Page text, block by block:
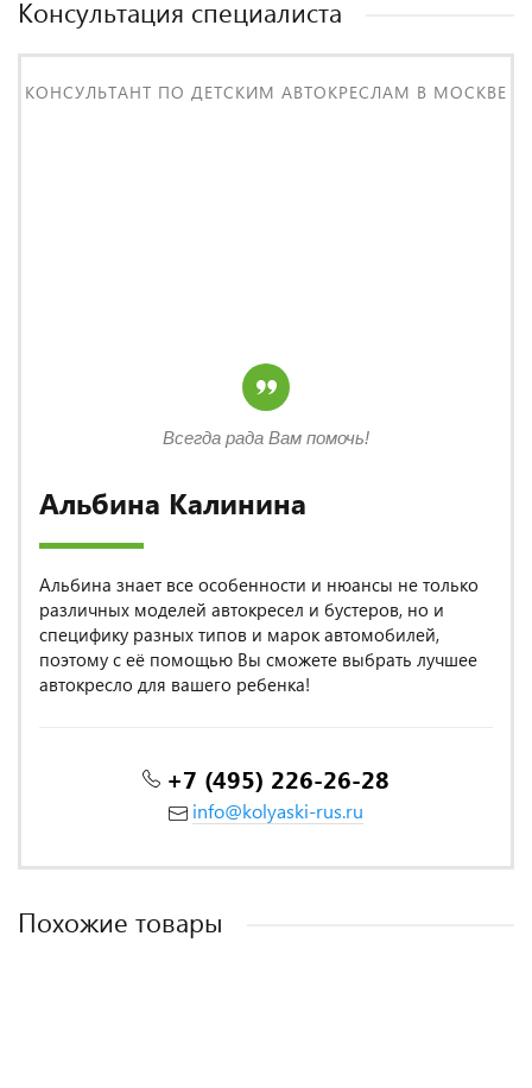
Консультация специалиста
КОНСУЛЬТАНТ ПО ДЕТСКИМ АВТОКРЕСЛАМ В МОСКВЕ
Альбина Калинина
Альбина знает все особенности и нюансы не только
различных моделей автокресел и бустеров, но и
специфику разных типов и марок автомобилей,
поэтому с её помощью Вы сможете выбрать лучшее
автокресло для вашего ребенка!
+7 (495) 226-26-28
info@kolyaski-rus.ru
Всегда рада Вам помочь!
Похожие товары